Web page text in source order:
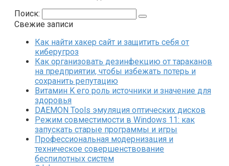
Поиск:
Свежие записи
Как найти хакер сайт и защитить себя от
киберугроз
Как организовать дезинфекцию от тараканов
на предприятии, чтобы избежать потерь и
сохранить репутацию
Витамин K его роль источники и значение для
здоровья
DAEMON Tools эмуляция оптических дисков
Режим совместимости в Windows 11: как
запускать старые программы и игры
Профессиональная модернизация и
техническое совершенствование
беспилотных систем